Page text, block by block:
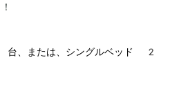
、または、シングルベッド 2